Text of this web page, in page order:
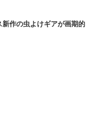
作の虫よけギアが画期的